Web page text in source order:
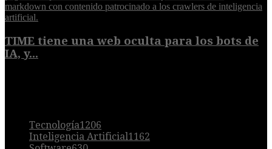
TIME tiene una web oculta para los bots de
IA, y...
Tecnología1206
Inteligencia Artificial1162